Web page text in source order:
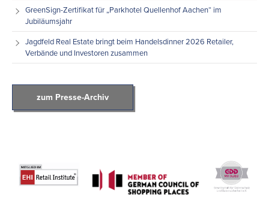
GreenSign-Zertifikat für „Parkhotel Quellenhof Aachen“ im
Jubiläumsjahr
Jagdfeld Real Estate bringt beim Handelsdinner 2026 Retailer,
Verbände und Investoren zusammen
zum Presse-Archiv